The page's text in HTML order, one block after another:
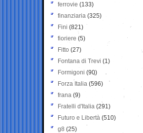
ferrovie (133)
finanziaria (325)
Fini (821)
fioriere (5)
Fitto (27)
Fontana di Trevi (1)
Formigoni (90)
Forza Italia (596)
frana (9)
Fratelli d'Italia (291)
Futuro e Libertà (510)
g8 (25)